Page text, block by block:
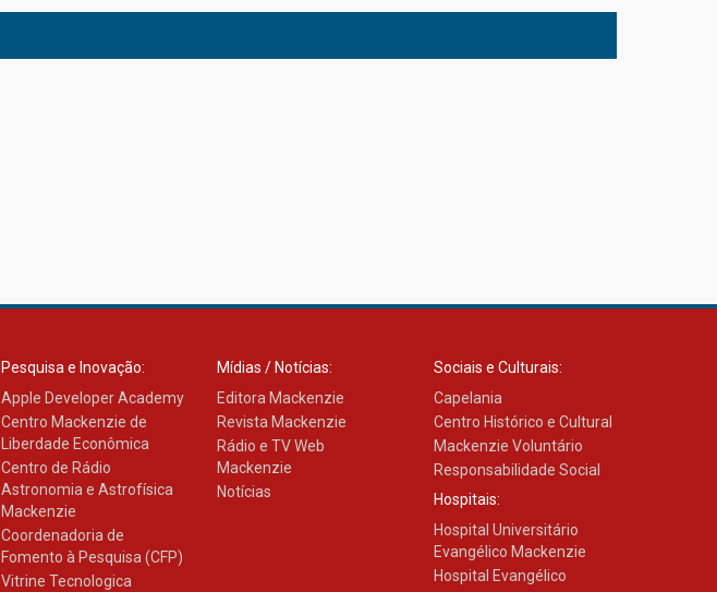
Pesquisa e Inovação:
Apple Developer Academy
Centro Mackenzie de
Liberdade Econômica
Centro de Rádio
Astronomia e Astrofísica
Mackenzie
Coordenadoria de
Fomento à Pesquisa (CFP)
Vitrine Tecnologica
Mídias / Notícias:
Editora Mackenzie
Revista Mackenzie
Rádio e TV Web
Mackenzie
Notícias
Sociais e Culturais:
Capelania
Centro Histórico e Cultural
Mackenzie Voluntário
Responsabilidade Social
Hospitais:
Hospital Universitário
Evangélico Mackenzie
Hospital Evangélico